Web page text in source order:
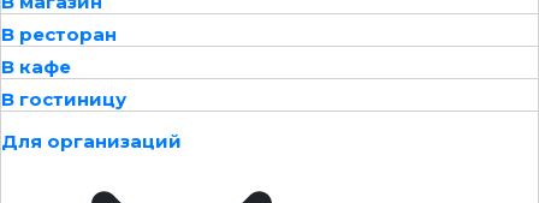
В ресторан
В кафе
В гостиницу
Для организаций